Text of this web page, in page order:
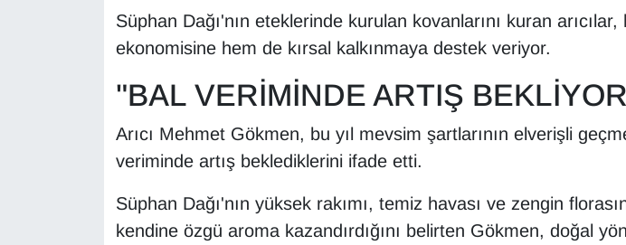
Süphan Dağı'nın eteklerinde kurulan kovanlarını kuran
ekonomisine hem de kırsal kalkınmaya destek veriyor.
"BAL VERİMİNDE ARTIŞ
Arıcı Mehmet Gökmen, bu yıl mevsim şartlarının elverişli
veriminde artış beklediklerini ifade etti.
Süphan Dağı'nın yüksek rakımı, temiz havası ve zengin
kendine özgü aroma kazandırdığını belirten Gökmen, doğal
Sinema - TV